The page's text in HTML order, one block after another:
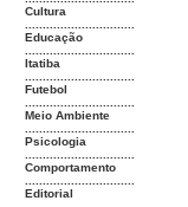
Cultura
Educação
Itatiba
Futebol
Meio Ambiente
Psicologia
Comportamento
Editorial